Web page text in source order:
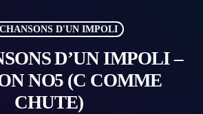
D'UN IMPOLI
D’UN IMPOLI –
NO5 (C COMME
CHUTE)